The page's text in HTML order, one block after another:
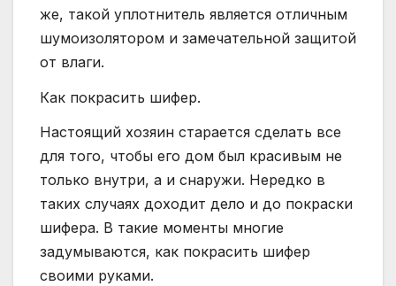
же, такой уплотнитель является отличным
шумоизолятором и замечательной защитой
от влаги.
Как покрасить шифер.
Настоящий хозяин старается сделать все
для того, чтобы его дом был красивым не
только внутри, а и снаружи. Нередко в
таких случаях доходит дело и до покраски
шифера. В такие моменты многие
задумываются, как покрасить шифер
своими руками.